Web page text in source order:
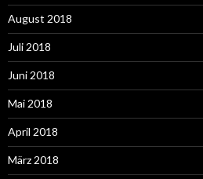
August 2018
Juli 2018
Juni 2018
Mai 2018
April 2018
März 2018